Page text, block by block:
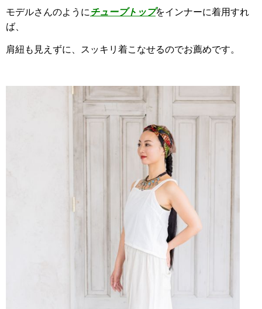
モデルさんのように チューブトップをインナーに着用すれ
ば、
肩紐も見えずに、スッキリ着こなせるのでお薦めです。